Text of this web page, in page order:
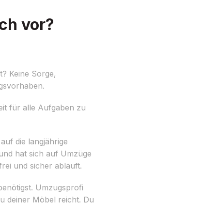
vor?
Keine Sorge,
für alle Aufgaben zu
die langjährige
hat sich auf Umzüge
und sicher abläuft.
Umzugsprofi
deiner Möbel reicht. Du